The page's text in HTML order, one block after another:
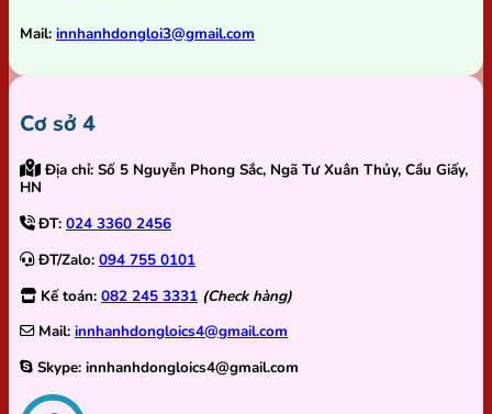
Mail: innhanhdongloi3@gmail.com
Cơ sở 4
Địa chỉ: Số 5 Nguyễn Phong Sắc, Ngã Tư Xuân Thủy, Cầu Giấy,
HN
ĐT: 024 3360 2456
ĐT/Zalo: 094 755 0101
Kế toán: 082 245 3331 (Check hàng)
Mail: innhanhdongloics4@gmail.com
Skype: innhanhdongloics4@gmail.com